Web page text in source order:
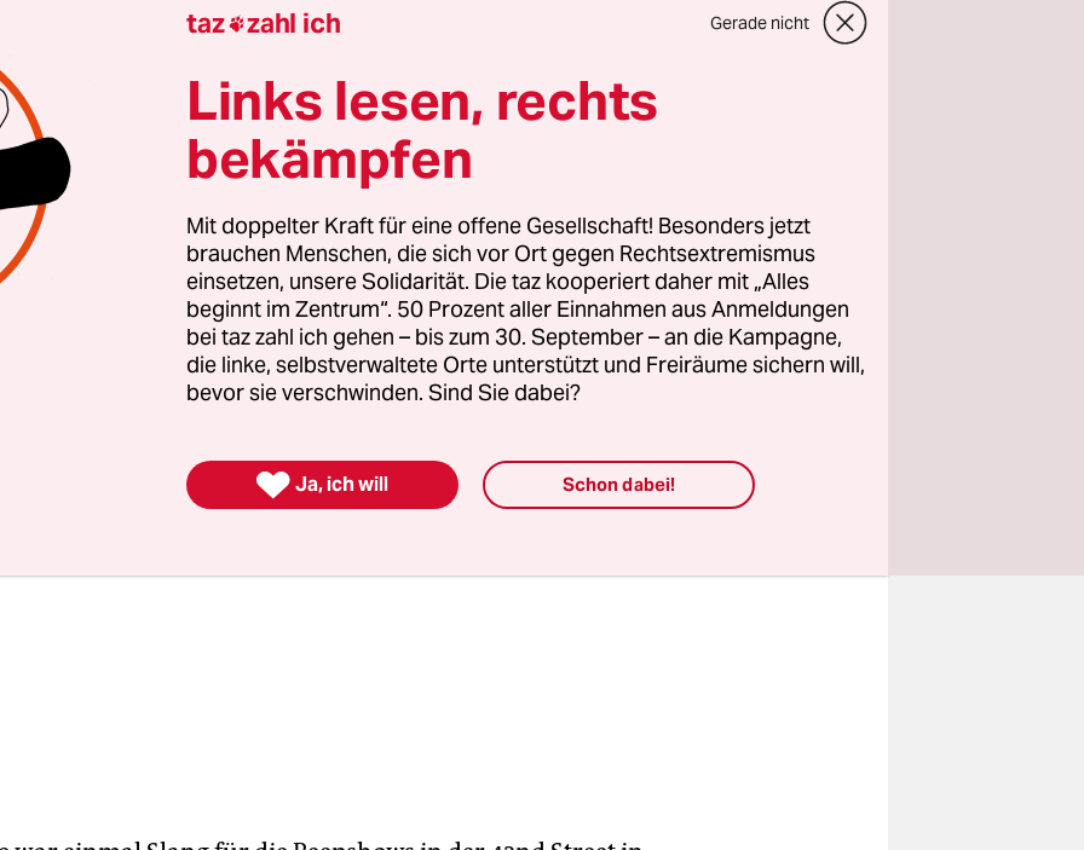
die das (West-)Berlin der 1970er und 80er Jahre
Oskar ­Roehlers „Mein Leben als Affenarsch“/„Tod den
lebe der Punk“ verdient sich der Held sein Geld, indem er in
am Zoo die Spermafluten von den Scheiben wischt.
noch vor diesem drastischen Rückgang der
der Männer. So etwas sieht man auch in der HBO-
Deuce“, bei einem Pornodreh der Prostituierten Candy
Es stellt sich dann heraus, dass hier mit kalter
aus Konservendosen getrickst wird.
taz zahl ich Gerade nicht
Links lesen, rechts
bekämpfen
Mit doppelter Kraft für eine offene Gesellschaft! Besonders jetzt
brauchen Menschen, die sich vor Ort gegen Rechtsextremismus
einsetzen, unsere Solidarität. Die taz kooperiert daher mit „Alles
beginnt im Zentrum“. 50 Prozent aller Einnahmen aus Anmeldungen
bei taz zahl ich gehen – bis zum 30. September – an die Kampagne,
die linke, selbstverwaltete Orte unterstützt und Freiräume sichern will,
bevor sie verschwinden. Sind Sie dabei?
 Ja, ich will Schon dabei!